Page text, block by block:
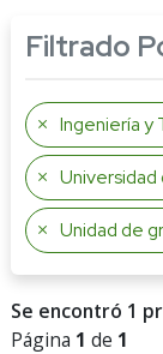
Filtrado
Ingeniería y
Universidad
Unidad de
Se encontró 1
Página 1 de 1